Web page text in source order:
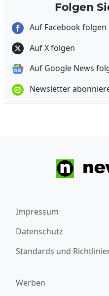
Folgen
Auf Facebook folgen
Auf X folgen
Auf Google News
Newsletter
Impressum
Datenschutz
Standards und
Werben